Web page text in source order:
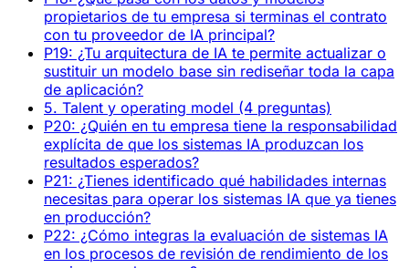
propietarios de tu empresa si terminas el contrato
con tu proveedor de IA principal?
P19: ¿Tu arquitectura de IA te permite actualizar o
sustituir un modelo base sin rediseñar toda la capa
de aplicación?
5. Talent y operating model (4 preguntas)
P20: ¿Quién en tu empresa tiene la responsabilidad
explícita de que los sistemas IA produzcan los
resultados esperados?
P21: ¿Tienes identificado qué habilidades internas
necesitas para operar los sistemas IA que ya tienes
en producción?
P22: ¿Cómo integras la evaluación de sistemas IA
en los procesos de revisión de rendimiento de los